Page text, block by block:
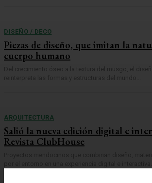
DISEÑO / DECO
Piezas de diseño, que imitan la
cuerpo humano
ARQUITECTURA
Salió la nueva edición digital e
Revista ClubHouse